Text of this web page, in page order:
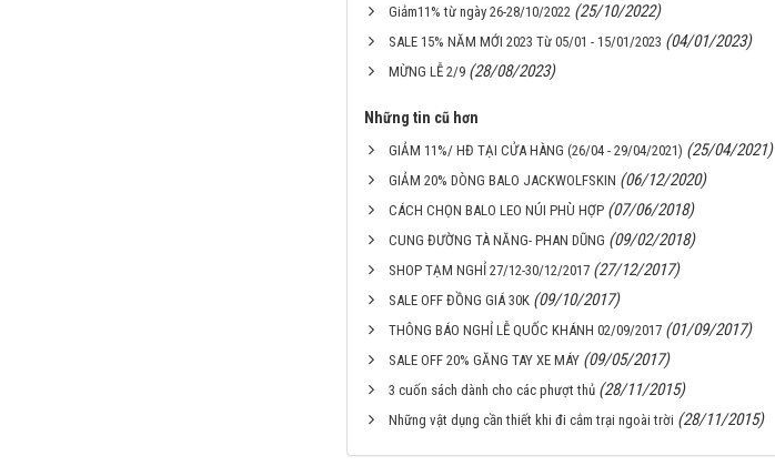
Giảm11% từ ngày 26-28/10/2022 (25/10/2022)
SALE 15% NĂM MỚI 2023 Từ 05/01 - 15/01/2023 (04/01/2023)
MỪNG LỄ 2/9 (28/08/2023)
Những tin cũ hơn
GIẢM 11%/ HĐ TẠI CỬA HÀNG (26/04 - 29/04/2021) (25/04/2021)
GIẢM 20% DÒNG BALO JACKWOLFSKIN (06/12/2020)
CÁCH CHỌN BALO LEO NÚI PHÙ HỢP (07/06/2018)
CUNG ĐƯỜNG TÀ NĂNG- PHAN DŨNG (09/02/2018)
SHOP TẠM NGHỈ 27/12-30/12/2017 (27/12/2017)
SALE OFF ĐỒNG GIÁ 30K (09/10/2017)
THÔNG BÁO NGHỈ LỄ QUỐC KHÁNH 02/09/2017 (01/09/2017)
SALE OFF 20% GĂNG TAY XE MÁY (09/05/2017)
3 cuốn sách dành cho các phượt thủ (28/11/2015)
Những vật dụng cần thiết khi đi cắm trại ngoài trời (28/11/2015)